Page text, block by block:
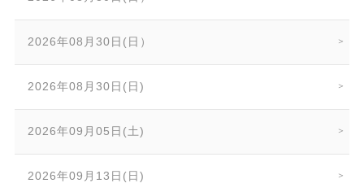
2026年08月30日(日）
2026年08月30日(日)
2026年09月05日(土)
2026年09月13日(日)